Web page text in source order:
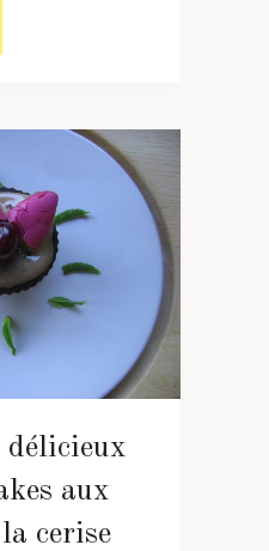
délicieux
aux
cerise